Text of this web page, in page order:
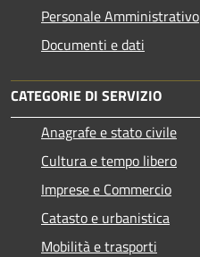
Personale Amministrativo
Documenti e dati
CATEGORIE DI SERVIZIO
Anagrafe e stato civile
Cultura e tempo libero
Imprese e Commercio
Catasto e urbanistica
Mobilità e trasporti